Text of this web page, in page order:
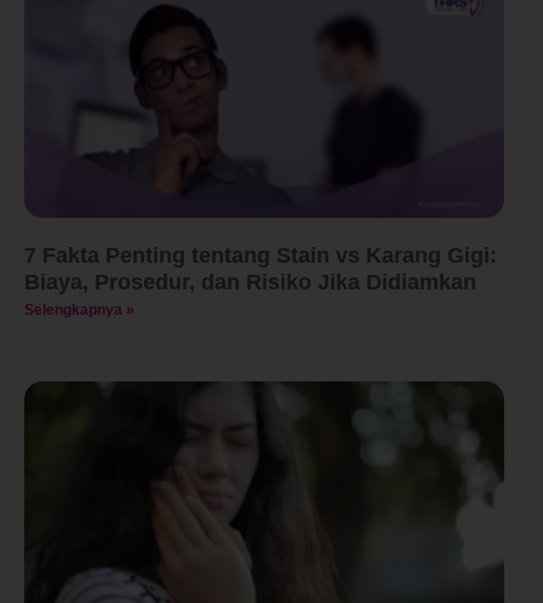
7 Fakta Penting tentang Stain vs Karang Gigi:
Biaya, Prosedur, dan Risiko Jika Didiamkan
Selengkapnya »